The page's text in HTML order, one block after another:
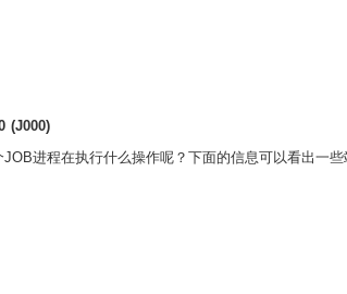
(J000)
JOB进程在执行什么操作呢？下面的信息可以看出一些